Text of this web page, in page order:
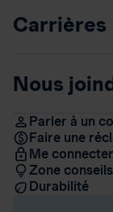
Carrières
Nous
Parler à un
Faire une
Me
Zone conseils
Durabilité